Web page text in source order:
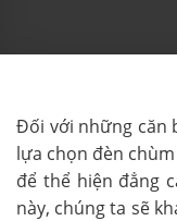
Đối với những căn
lựa chọn đèn
để thể hiện đẳng
này, chúng ta sẽ